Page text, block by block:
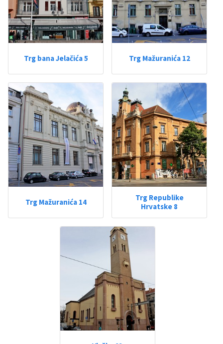
Trg bana Jelačića 5 Trg Mažuranića 12
Trg Mažuranića 14
Trg Republike
Hrvatske 8